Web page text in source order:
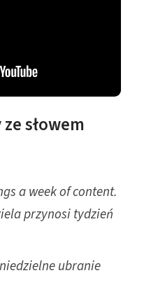
słowem
a week of content.
przynosi tydzień
ubranie